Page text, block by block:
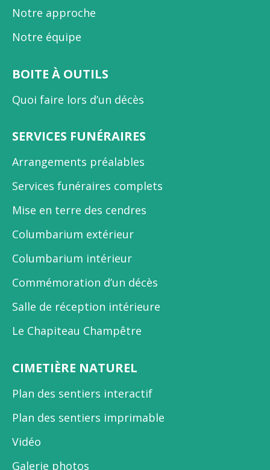
Notre approche
Notre équipe
BOITE À OUTILS
Quoi faire lors d’un décès
SERVICES FUNÉRAIRES
Arrangements préalables
Services funéraires complets
Mise en terre des cendres
Columbarium extérieur
Columbarium intérieur
Commémoration d’un décès
Salle de réception intérieure
Le Chapiteau Champêtre
CIMETIÈRE NATUREL
Plan des sentiers interactif
Plan des sentiers imprimable
Vidéo
Galerie photos